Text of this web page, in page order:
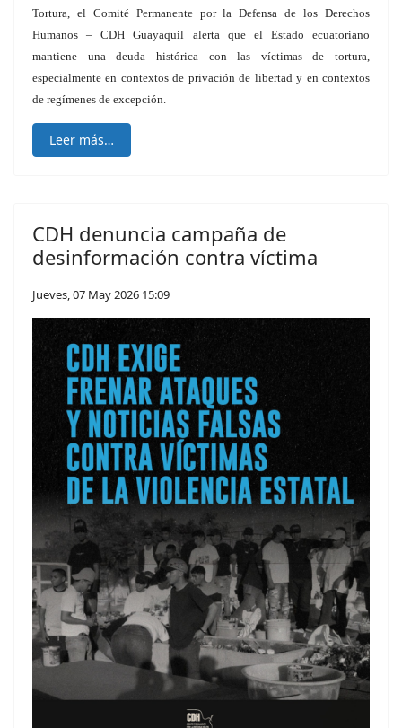
Tortura, el Comité Permanente por la Defensa de los Derechos
Humanos – CDH Guayaquil alerta que el Estado ecuatoriano
mantiene una deuda histórica con las víctimas de tortura,
especialmente en contextos de privación de libertad y en contextos
de regímenes de excepción.
Leer más…
CDH denuncia campaña de
desinformación contra víctima
Jueves, 07 May 2026 15:09